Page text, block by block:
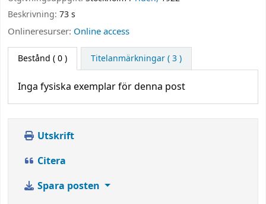
Beskrivning: 73 s
Onlineresurser: Online access
Bestånd ( 0 ) Titelanmärkningar ( 3 )
Inga fysiska exemplar för denna post
Utskrift
Citera
Spara posten